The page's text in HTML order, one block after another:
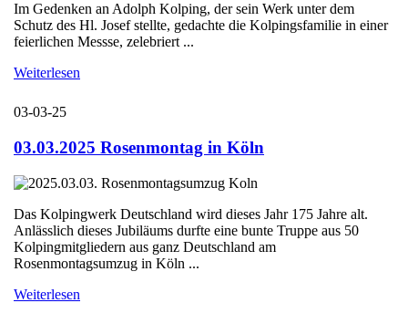
Im Gedenken an Adolph Kolping, der sein Werk unter dem
Schutz des Hl. Josef stellte, gedachte die Kolpingsfamilie in einer
feierlichen Messse, zelebriert ...
Weiterlesen
03-03-25
03.03.2025 Rosenmontag in Köln
Das Kolpingwerk Deutschland wird dieses Jahr 175 Jahre alt.
Anlässlich dieses Jubiläums durfte eine bunte Truppe aus 50
Kolpingmitgliedern aus ganz Deutschland am
Rosenmontagsumzug in Köln ...
Weiterlesen